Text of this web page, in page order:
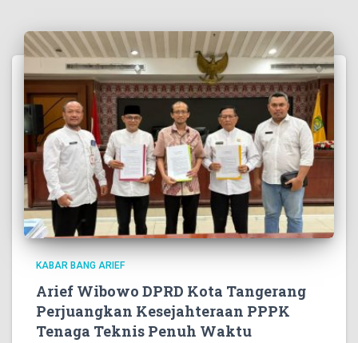
KABAR BANG ARIEF
Arief Wibowo DPRD Kota Tangerang
Perjuangkan Kesejahteraan PPPK
Tenaga Teknis Penuh Waktu